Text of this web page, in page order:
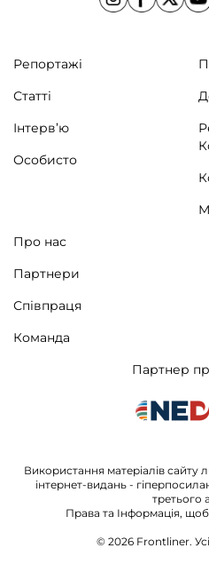
Репортажі
Статті
Інтерв’ю
Особисто
Про нас
Партнери
Співпраця
Команда
Партнер
Використання матеріалів
інтернет-видань -
третього
Права та Інформація,
© 2026 Frontliner.